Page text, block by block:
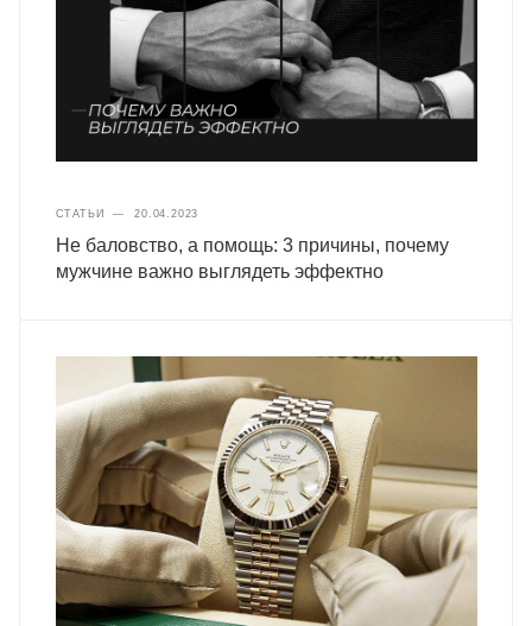
СТАТЬИ — 20.04.2023
Не баловство, а помощь: 3 причины, почему
мужчине важно выглядеть эффектно